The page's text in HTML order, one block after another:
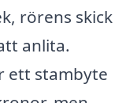
rörens skick
anlita.
ett stambyte